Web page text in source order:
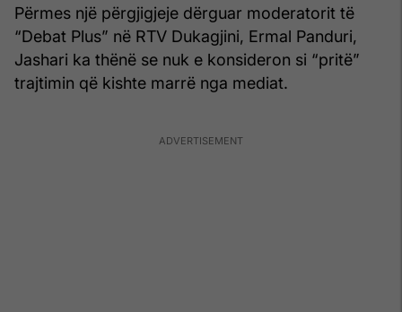
Përmes një përgjigjeje dërguar moderatorit të
“Debat Plus” në RTV Dukagjini, Ermal Panduri,
Jashari ka thënë se nuk e konsideron si “pritë”
trajtimin që kishte marrë nga mediat.